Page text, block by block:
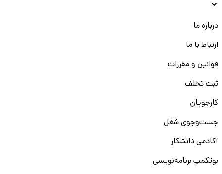
درباره ما
ارتباط با ما
قوانین و مقررات
ثبت تخلف
کارجویان
جست‌و‌جوی شغل
آکادمی دانشکار
بوتکمپ برنامه‌نویسی